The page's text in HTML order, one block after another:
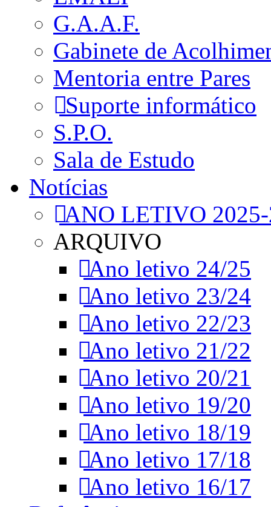
G.A.A.F.
Gabinete de
Mentoria entre Pares
Suporte informático
S.P.O.
Sala de Estudo
Notícias
ANO LETIVO
ARQUIVO
Ano letivo 24/25
Ano letivo 23/24
Ano letivo 22/23
Ano letivo 21/22
Ano letivo 20/21
Ano letivo 19/20
Ano letivo 18/19
Ano letivo 17/18
Ano letivo 16/17